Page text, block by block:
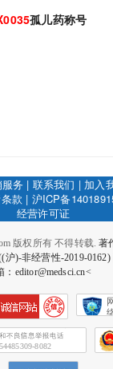
孤儿药称号
务 | 联系我们 | 加入
款 | 沪ICP备
经营许可证
版权所有 不得转载.著
)-非经营性-2019-0162)
：editor@medsci.cn<
8082